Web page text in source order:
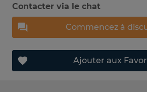
Contacter via le chat
Commencez à
Ajouter aux